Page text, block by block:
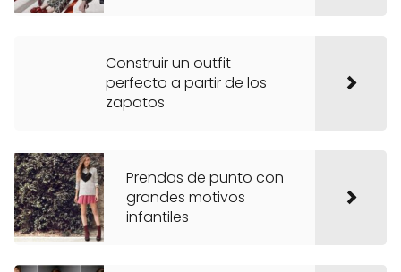
Construir un outfit
perfecto a partir de los
zapatos
Prendas de punto con
grandes motivos
infantiles